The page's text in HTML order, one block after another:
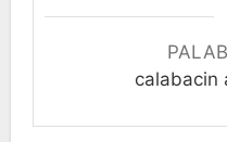
calabacin